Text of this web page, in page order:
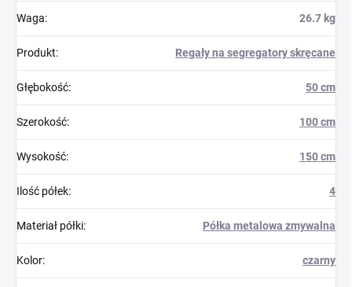
Waga: 26.7 kg
Produkt: Regały na segregatory skręcane
Głębokość: 50 cm
Szerokość: 100 cm
Wysokość: 150 cm
Ilość półek: 4
Materiał półki: Półka metalowa zmywalna
Kolor: czarny